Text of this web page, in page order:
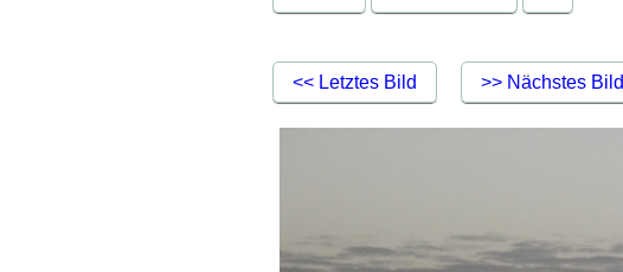
<< Letztes Bild >> Nächstes Bild